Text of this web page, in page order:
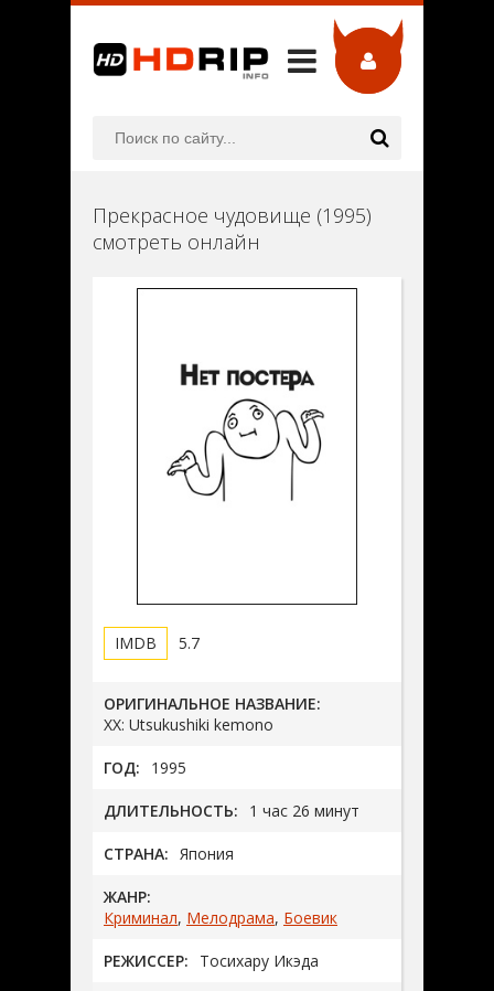
Прекрасное чудовище (1995)
смотреть онлайн
5.7
ОРИГИНАЛЬНОЕ НАЗВАНИЕ:
XX: Utsukushiki kemono
ГОД: 1995
ДЛИТЕЛЬНОСТЬ: 1 час 26 минут
СТРАНА: Япония
ЖАНР:
Криминал, Мелодрама, Боевик
РЕЖИССЕР: Тосихару Икэда